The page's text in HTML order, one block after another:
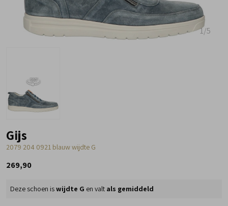
1/5
Gijs
2079 204 0921 blauw wijdte G
269,90
Deze schoen iswijdte G en valt als gemiddeld